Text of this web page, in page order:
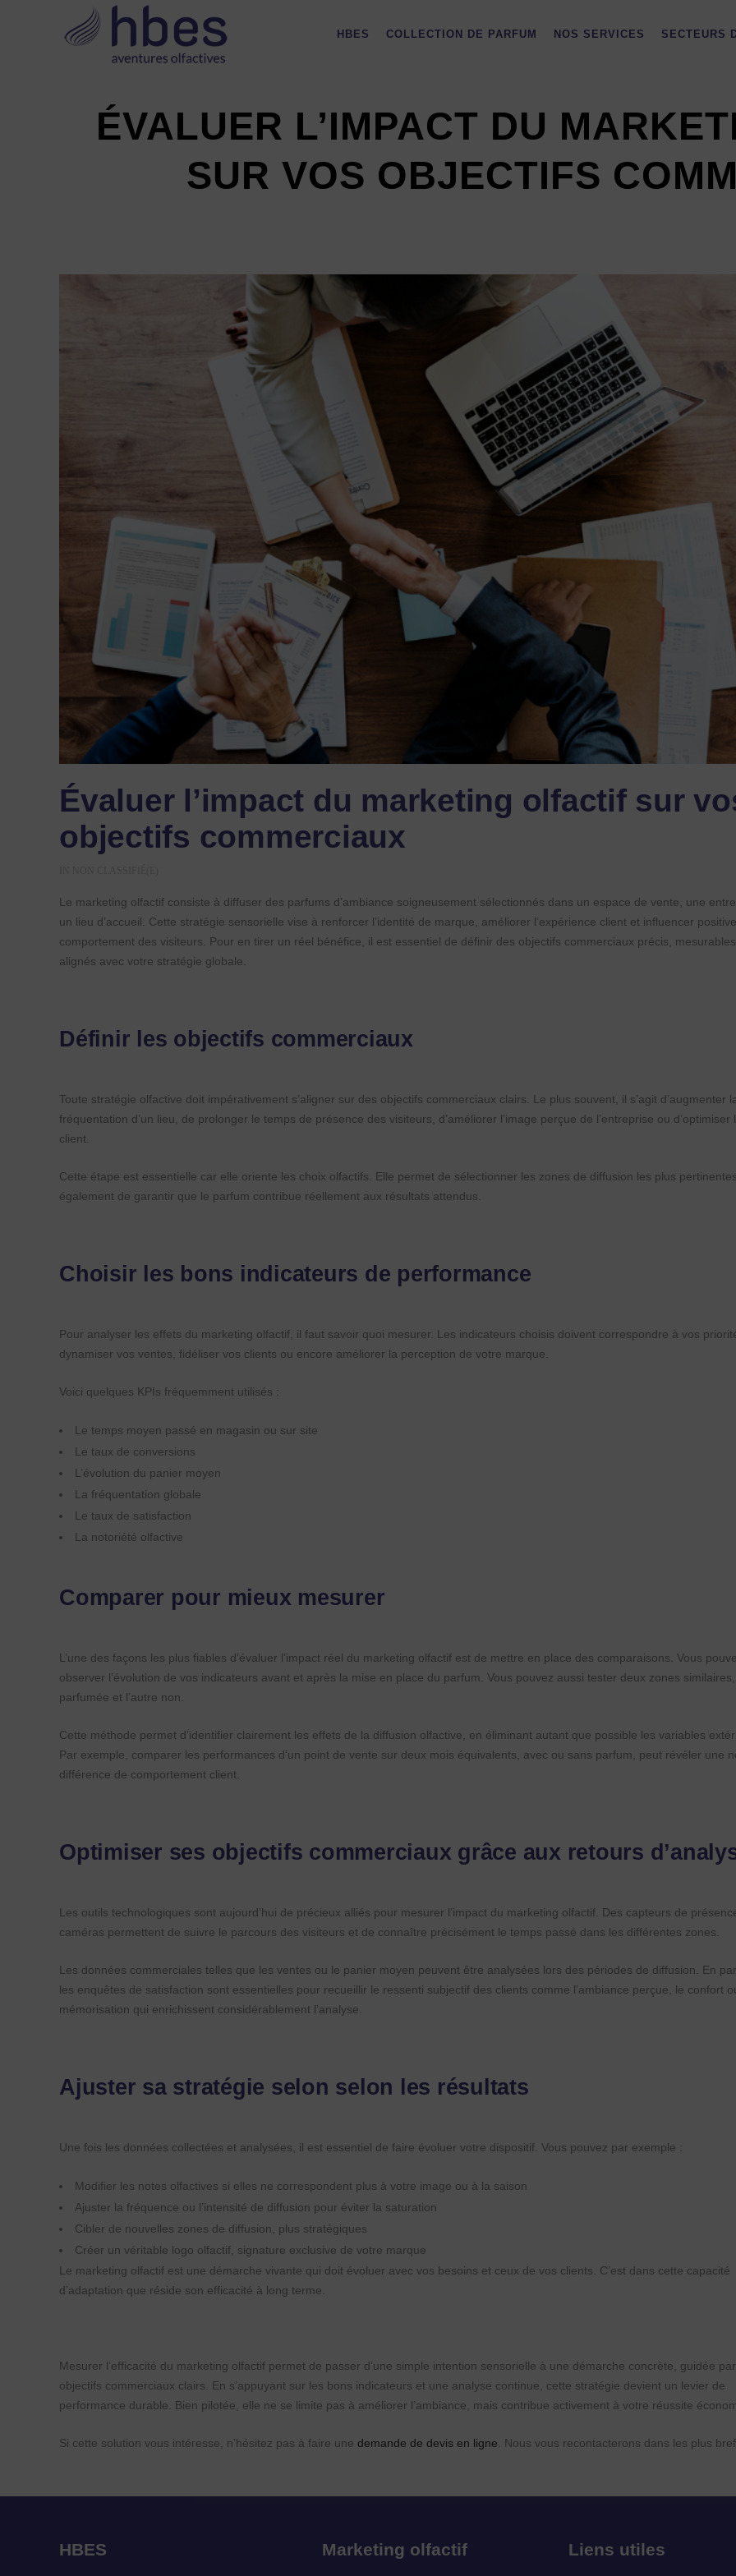
HBES COLLECTION DE PARFUM NOS SERVICES SECTEURS
ÉVALUER L’IMPACT DU
SUR VOS OBJECTIFS
Évaluer l’impact du marketing olfactif sur
objectifs commerciaux
Le marketing olfactif consiste à diffuser des parfums d’ambiance soigneusement sélectionnés dans un espace de vente, une
un lieu d’accueil. Cette stratégie sensorielle vise à renforcer l’identité de marque, améliorer l’expérience client et influencer
comportement des visiteurs. Pour en tirer un réel bénéfice, il est essentiel de définir des objectifs commerciaux précis,
alignés avec votre stratégie globale.
Définir les objectifs commerciaux
Toute stratégie olfactive doit impérativement s’aligner sur des objectifs commerciaux clairs. Le plus souvent, il s’agit d’augmenter
fréquentation d’un lieu, de prolonger le temps de présence des visiteurs, d’améliorer l’image perçue de l’entreprise ou d’optimiser
client.
Cette étape est essentielle car elle oriente les choix olfactifs. Elle permet de sélectionner les zones de diffusion les plus
également de garantir que le parfum contribue réellement aux résultats attendus.
Choisir les bons indicateurs de performance
Pour analyser les effets du marketing olfactif, il faut savoir quoi mesurer. Les indicateurs choisis doivent correspondre à vos
dynamiser vos ventes, fidéliser vos clients ou encore améliorer la perception de votre marque.
Voici quelques KPIs fréquemment utilisés :
Le temps moyen passé en magasin ou sur site
Le taux de conversions
L’évolution du panier moyen
La fréquentation globale
Le taux de satisfaction
La notoriété olfactive
Comparer pour mieux mesurer
L’une des façons les plus fiables d’évaluer l’impact réel du marketing olfactif est de mettre en place des comparaisons. Vous
observer l’évolution de vos indicateurs avant et après la mise en place du parfum. Vous pouvez aussi tester deux zones similaires,
parfumée et l’autre non.
Cette méthode permet d’identifier clairement les effets de la diffusion olfactive, en éliminant autant que possible les variables
Par exemple, comparer les performances d’un point de vente sur deux mois équivalents, avec ou sans parfum, peut révéler une
différence de comportement client.
Optimiser ses objectifs commerciaux grâce aux retours
Les outils technologiques sont aujourd’hui de précieux alliés pour mesurer l’impact du marketing olfactif. Des capteurs de
caméras permettent de suivre le parcours des visiteurs et de connaître précisément le temps passé dans les différentes zones.
Les données commerciales telles que les ventes ou le panier moyen peuvent être analysées lors des périodes de diffusion. En
les enquêtes de satisfaction sont essentielles pour recueillir le ressenti subjectif des clients comme l’ambiance perçue, le confort
mémorisation qui enrichissent considérablement l’analyse.
Ajuster sa stratégie selon selon les résultats
Une fois les données collectées et analysées, il est essentiel de faire évoluer votre dispositif. Vous pouvez par exemple :
Modifier les notes olfactives si elles ne correspondent plus à votre image ou à la saison
Ajuster la fréquence ou l’intensité de diffusion pour éviter la saturation
Cibler de nouvelles zones de diffusion, plus stratégiques
Créer un véritable logo olfactif, signature exclusive de votre marque
Le marketing olfactif est une démarche vivante qui doit évoluer avec vos besoins et ceux de vos clients. C’est dans cette capacité
d’adaptation que réside son efficacité à long terme.
Mesurer l’efficacité du marketing olfactif permet de passer d’une simple intention sensorielle à une démarche concrète, guidée
objectifs commerciaux clairs. En s’appuyant sur les bons indicateurs et une analyse continue, cette stratégie devient un levier de
performance durable. Bien pilotée, elle ne se limite pas à améliorer l’ambiance, mais contribue activement à votre réussite
Si cette solution vous intéresse, n’hésitez pas à faire une demande de devis en ligne . Nous vous recontacterons dans les plus
HBES Marketing olfactif Liens utiles